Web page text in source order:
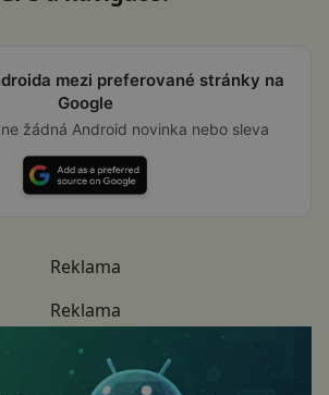
mezi preferované stránky na
Google
žádná Android novinka nebo sleva
Reklama
Reklama